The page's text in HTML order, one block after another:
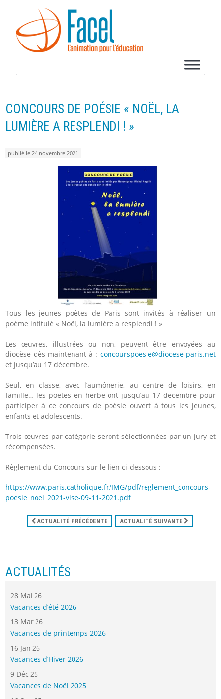
CONCOURS DE POÉSIE « NOËL, LA
LUMIÈRE A RESPLENDI ! »
publié le 24 novembre 2021
Tous les jeunes poètes de Paris sont invités à réaliser un
poème intitulé « Noël, la lumière a resplendi ! »
Les œuvres, illustrées ou non, peuvent être envoyées au
diocèse dès maintenant à : concourspoesie@diocese-paris.net
et jusqu’au 17 décembre.
Seul, en classe, avec l’aumônerie, au centre de loisirs, en
famille… les poètes en herbe ont jusqu’au 17 décembre pour
participer à ce concours de poésie ouvert à tous les jeunes,
enfants et adolescents.
Trois œuvres par catégorie seront sélectionnées par un jury et
récompensées.
Règlement du Concours sur le lien ci-dessous :
https://www.paris.catholique.fr/IMG/pdf/reglement_concours-
poesie_noel_2021-vise-09-11-2021.pdf
ACTUALITÉ PRÉCÉDENTE ACTUALITÉ SUIVANTE
ACTUALITÉS
28 Mai 26
Vacances d’été 2026
13 Mar 26
Vacances de printemps 2026
16 Jan 26
Vacances d’Hiver 2026
9 Déc 25
Vacances de Noël 2025